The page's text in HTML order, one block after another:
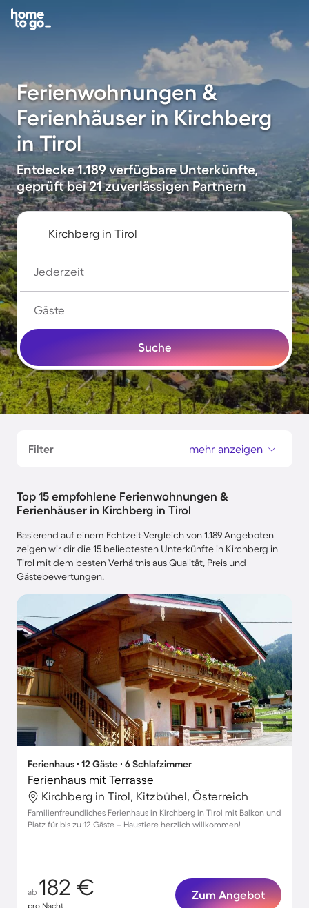
Ferienwohnungen &
Ferienhäuser in Kirchberg
in Tirol
Entdecke 1.189 verfügbare Unterkünfte,
geprüft bei 21 zuverlässigen Partnern
Jederzeit
Gäste
Suche
Filter mehr anzeigen
Top 15 empfohlene Ferienwohnungen &
Ferienhäuser in Kirchberg in Tirol
Basierend auf einem Echtzeit-Vergleich von 1.189 Angeboten
zeigen wir dir die 15 beliebtesten Unterkünfte in Kirchberg in
Tirol mit dem besten Verhältnis aus Qualität, Preis und
Gästebewertungen.
Ferienhaus ∙ 12 Gäste ∙ 6 Schlafzimmer
Ferienhaus mit Terrasse
Kirchberg in Tirol, Kitzbühel, Österreich
Familienfreundliches Ferienhaus in Kirchberg in Tirol mit Balkon und
Platz für bis zu 12 Gäste – Haustiere herzlich willkommen!
ab 182 €
pro Nacht
Zum Angebot